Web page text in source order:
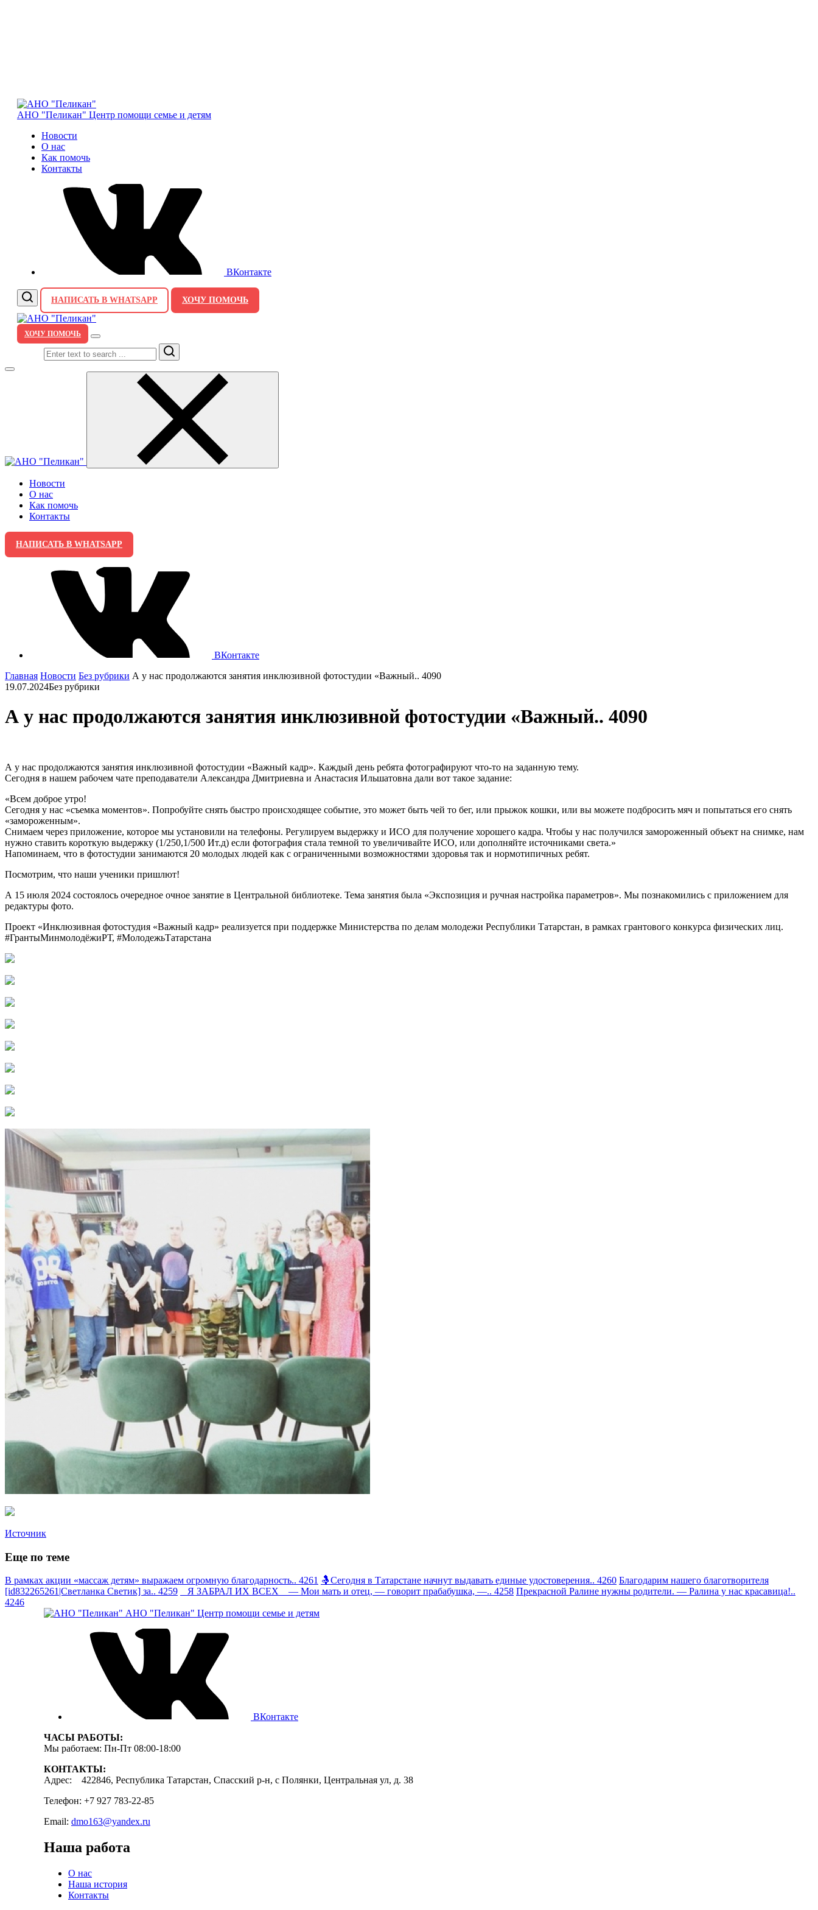
АНО "Пеликан" Центр помощи семье и детям
Новости
О нас
Как помочь
Контакты
ВКонтакте
НАПИСАТЬ В WHATSAPP ХОЧУ ПОМОЧЬ
ХОЧУ ПОМОЧЬ
Search
Новости
О нас
Как помочь
Контакты
НАПИСАТЬ В WHATSAPP
ВКонтакте
Главная Новости Без рубрики А у нас продолжаются занятия инклюзивной фотостудии «Важный.. 4090
19.07.2024Без рубрики
А у нас продолжаются занятия инклюзивной фотостудии «Важный.. 4090
А у нас продолжаются занятия инклюзивной фотостудии «Важный кадр». Каждый день ребята фотографируют что-то на заданную тему.
Сегодня в нашем рабочем чате преподаватели Александра Дмитриевна и Анастасия Ильшатовна дали вот такое задание:
«Всем доброе утро!
Сегодня у нас «съемка моментов». Попробуйте снять быстро происходящее событие, это может быть чей то бег, или прыжок кошки, или вы можете подбросить мяч и попытаться его снять
«замороженным».
Снимаем через приложение, которое мы установили на телефоны. Регулируем выдержку и ИСО для получение хорошего кадра. Чтобы у нас получился замороженный объект на снимке, нам
нужно ставить короткую выдержку (1/250,1/500 Ит.д) если фотография стала темной то увеличивайте ИСО, или дополняйте источниками света.»
Напоминаем, что в фотостудии занимаются 20 молодых людей как с ограниченными возможностями здоровья так и нормотипичных ребят.
Посмотрим, что наши ученики пришлют!
А 15 июля 2024 состоялось очередное очное занятие в Центральной библиотеке. Тема занятия была «Экспозиция и ручная настройка параметров». Мы познакомились с приложением для
редактуры фото.
Проект «Инклюзивная фотостудия «Важный кадр» реализуется при поддержке Министерства по делам молодежи Республики Татарстан, в рамках грантового конкурса физических лиц.
#ГрантыМинмолодёжиРТ, #МолодежьТатарстана
Источник
Еще по теме
В рамках акции «массаж детям» выражаем огромную благодарность.. 4261 🤱Сегодня в Татарстане начнут выдавать единые удостоверения.. 4260 Благодарим нашего благотворителя
[id832265261|Светланка Светик] за.. 4259
Я ЗАБРАЛ ИХ ВСЕХ — Мои мать и отец, — говорит прабабушка, —.. 4258 Прекрасной Ралине нужны родители. — Ралина у нас красавица!..
4246
АНО "Пеликан" Центр помощи семье и детям
ВКонтакте
ЧАСЫ РАБОТЫ:
Мы работаем: Пн-Пт 08:00-18:00
КОНТАКТЫ:
Адрес: 422846, Республика Татарстан, Спасский р-н, с Полянки, Центральная ул, д. 38
Телефон: +7 927 783-22-85
Email: dmo163@yandex.ru
Наша работа
О нас
Наша история
Контакты